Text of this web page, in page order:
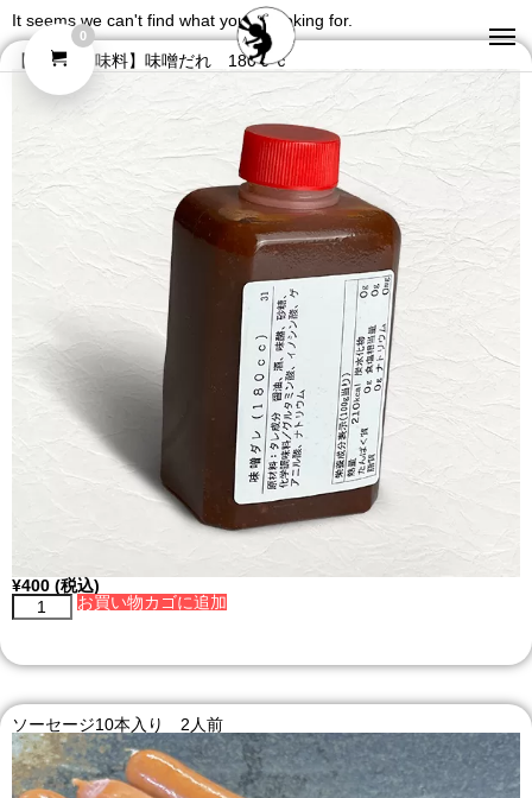
It seems we can't find what you're looking for.
【究極の調味料】味噌だれ 180ｃｃ
¥400 (税込)
お買い物カゴに追加
ソーセージ10本入り 2人前
0